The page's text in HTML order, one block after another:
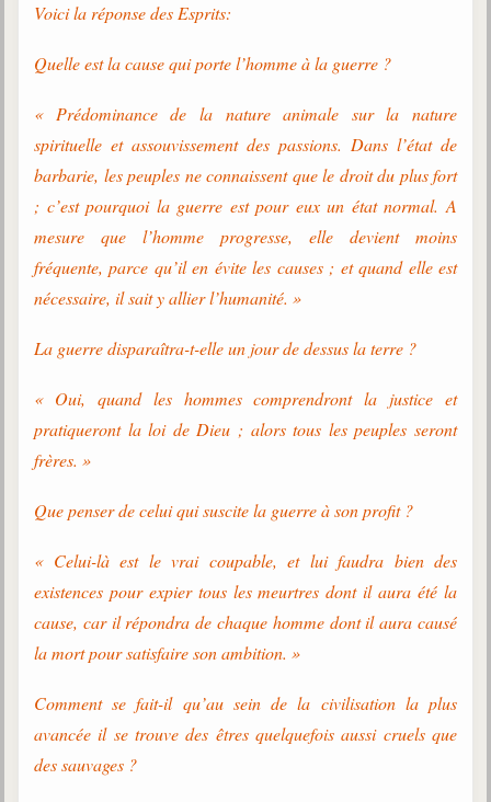
Newsletters
trimestrielles
Sujets du mois
Citations
Maximes
Enregistrements
séance d'aide spirituelle
Diaporamas
Powerpoints
Enseignement
Posez-nous des questions
Consultez les réponses
Posez votre question
Photos et vidéoscope
Galerie photos
Voici la réponse des Esprits:
Quelle est la cause qui porte l’homme à la guerre ?
« Prédominance de la nature animale sur la nature
spirituelle et assouvissement des passions. Dans l’état de
barbarie, les peuples ne connaissent que le droit du plus fort
; c’est pourquoi la guerre est pour eux un état normal. A
mesure que l’homme progresse, elle devient moins
fréquente, parce qu’il en évite les causes ; et quand elle est
nécessaire, il sait y allier l’humanité. »
La guerre disparaîtra-t-elle un jour de dessus la terre ?
« Oui, quand les hommes comprendront la justice et
pratiqueront la loi de Dieu ; alors tous les peuples seront
frères. »
Que penser de celui qui suscite la guerre à son profit ?
« Celui-là est le vrai coupable, et lui faudra bien des
existences pour expier tous les meurtres dont il aura été la
cause, car il répondra de chaque homme dont il aura causé
la mort pour satisfaire son ambition. »
Comment se fait-il qu’au sein de la civilisation la plus
avancée il se trouve des êtres quelquefois aussi cruels que
des sauvages ?